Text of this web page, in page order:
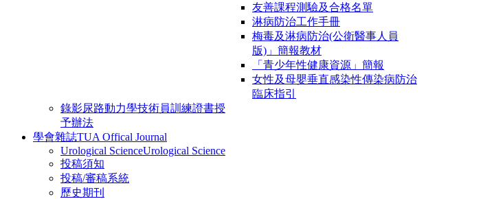
友善課程測驗及合格名單
淋病防治工作手冊
梅毒及淋病防治(公衛醫事人員
版)」簡報教材
「青少年性健康資源」簡報
女性及母嬰垂直感染性傳染病防治
臨床指引
錄影尿路動力學技術員訓練證書授
予辦法
學會雜誌TUA Offical Journal
Urological ScienceUrological Science
投稿須知
投稿/審稿系統
歷史期刊